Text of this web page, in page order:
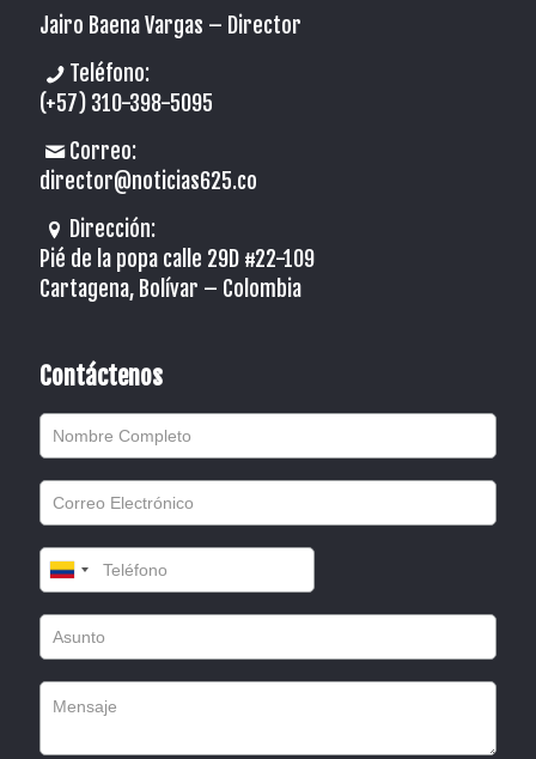
Jairo Baena Vargas – Director
Teléfono:
(+57) 310-398-5095
Correo:
director@noticias625.co
Dirección:
Pié de la popa calle 29D #22-109
Cartagena, Bolívar – Colombia
Contáctenos